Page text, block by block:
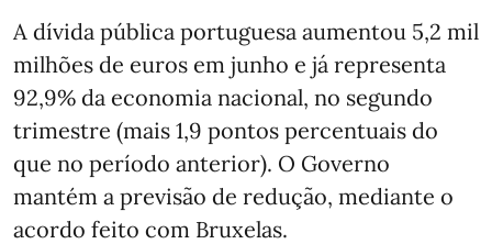
A dívida pública portuguesa aumentou 5,2 mil
milhões de euros em junho e já representa
92,9% da economia nacional, no segundo
trimestre (mais 1,9 pontos percentuais do
que no período anterior). O Governo
mantém a previsão de redução, mediante o
acordo feito com Bruxelas.